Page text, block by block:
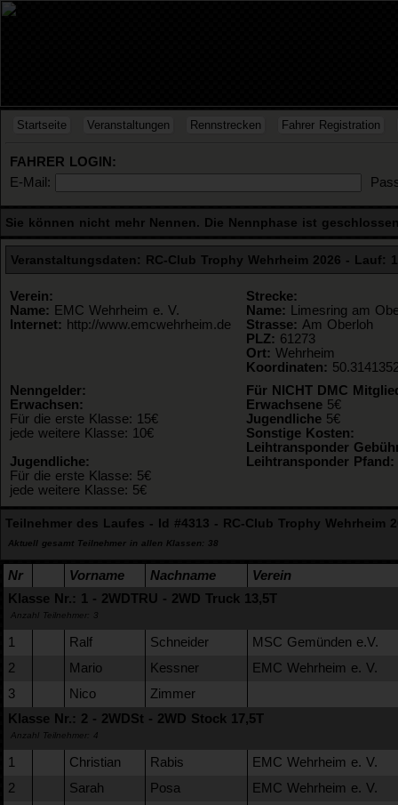
Startseite Veranstaltungen Rennstrecken Fahrer Registration
FAHRER LOGIN:
E-Mail:
Sie können nicht mehr Nennen. Die Nennphase ist
Veranstaltungsdaten: RC-Club Trophy Wehrheim 2026 - Lauf:
Verein:
Name: EMC Wehrheim e. V.
Internet: http://www.emcwehrheim.de
Strecke:
Name: Limesring am
Strasse: Am Oberloh
PLZ: 61273
Ort: Wehrheim
Koordinaten:
Nenngelder:
Erwachsen:
Für die erste Klasse: 15€
jede weitere Klasse: 10€
Jugendliche:
Für die erste Klasse: 5€
jede weitere Klasse: 5€
Für NICHT DMC
Erwachsene 5€
Jugendliche 5€
Sonstige Kosten:
Leihtransponder
Leihtransponder Pfand:
Teilnehmer des Laufes - Id #4313 - RC-Club Trophy Wehrheim
Aktuell gesamt Teilnehmer in allen Klassen: 38
Nr Vorname Nachname
Verein
Klasse Nr.: 1 - 2WDTRU - 2WD Truck 13,5T
Anzahl Teilnehmer: 3
1 Ralf Schneider
MSC Gemünden e.V.
2
Mario Kessner
EMC Wehrheim e. V.
3
Nico
Zimmer
Klasse Nr.: 2 - 2WDSt - 2WD Stock 17,5T
Anzahl Teilnehmer: 4
1 Christian Rabis
EMC Wehrheim e. V.
2
Sarah Posa
EMC Wehrheim e. V.